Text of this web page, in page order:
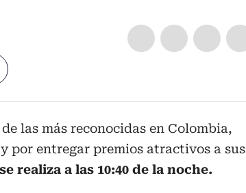
las más reconocidas en Colombia,
por entregar premios atractivos a sus
realiza a las 10:40 de la noche.